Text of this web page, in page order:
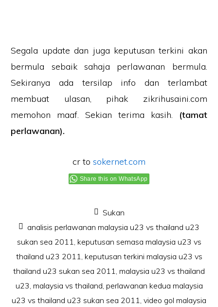
Segala update dan juga keputusan terkini akan
bermula sebaik sahaja perlawanan bermula.
Sekiranya ada tersilap info dan terlambat
membuat ulasan, pihak zikrihusaini.com
memohon maaf. Sekian terima kasih.
(tamat
perlawanan).
cr to sokernet.com
Share this on WhatsApp
Sukan
analisis perlawanan malaysia u23 vs thailand u23
sukan sea 2011, keputusan semasa malaysia u23 vs
thailand u23 2011, keputusan terkini malaysia u23 vs
thailand u23 sukan sea 2011, malaysia u23 vs thailand
u23, malaysia vs thailand, perlawanan kedua malaysia
u23 vs thailand u23 sukan sea 2011, video gol malaysia